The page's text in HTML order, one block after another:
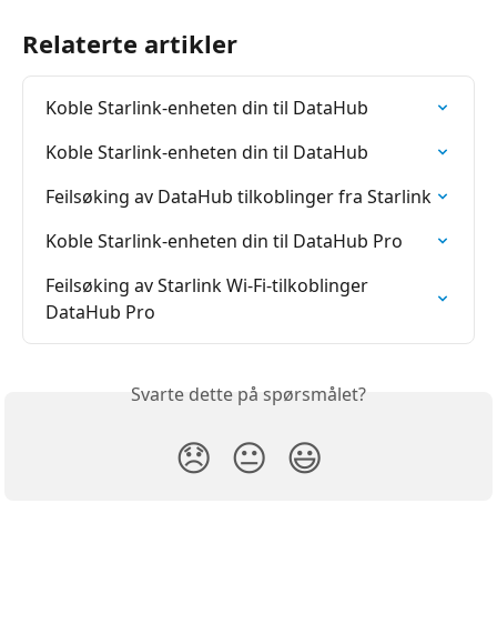
Relaterte artikler
Koble Starlink-enheten din til DataHub
Koble Starlink-enheten din til DataHub
Feilsøking av DataHub tilkoblinger fra Starlink
Koble Starlink-enheten din til DataHub Pro
Feilsøking av Starlink Wi-Fi-tilkoblinger
DataHub Pro
Svarte dette på spørsmålet?
😞 😐 😃